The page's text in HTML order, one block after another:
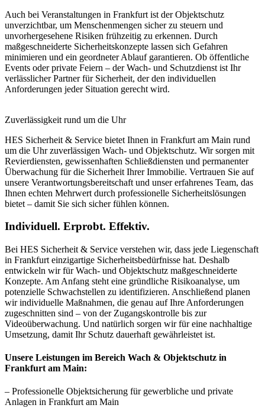
Auch bei Veranstaltungen in Frankfurt ist der Objektschutz
unverzichtbar, um Menschenmengen sicher zu steuern und
unvorhergesehene Risiken frühzeitig zu erkennen. Durch
maßgeschneiderte Sicherheitskonzepte lassen sich Gefahren
minimieren und ein geordneter Ablauf garantieren. Ob öffentliche
Events oder private Feiern – der Wach- und Schutzdienst ist Ihr
verlässlicher Partner für Sicherheit, der den individuellen
Anforderungen jeder Situation gerecht wird.
Zuverlässigkeit rund um die Uhr
HES Sicherheit & Service bietet Ihnen in Frankfurt am Main rund
um die Uhr zuverlässigen Wach- und Objektschutz. Wir sorgen mit
Revierdiensten, gewissenhaften Schließdiensten und permanenter
Überwachung für die Sicherheit Ihrer Immobilie. Vertrauen Sie auf
unsere Verantwortungsbereitschaft und unser erfahrenes Team, das
Ihnen echten Mehrwert durch professionelle Sicherheitslösungen
bietet – damit Sie sich sicher fühlen können.
Individuell. Erprobt. Effektiv.
Bei HES Sicherheit & Service verstehen wir, dass jede Liegenschaft
in Frankfurt einzigartige Sicherheitsbedürfnisse hat. Deshalb
entwickeln wir für Wach- und Objektschutz maßgeschneiderte
Konzepte. Am Anfang steht eine gründliche Risikoanalyse, um
potenzielle Schwachstellen zu identifizieren. Anschließend planen
wir individuelle Maßnahmen, die genau auf Ihre Anforderungen
zugeschnitten sind – von der Zugangskontrolle bis zur
Videoüberwachung. Und natürlich sorgen wir für eine nachhaltige
Umsetzung, damit Ihr Schutz dauerhaft gewährleistet ist.
Unsere Leistungen im Bereich Wach & Objektschutz in
Frankfurt am Main:
– Professionelle Objektsicherung für gewerbliche und private
Anlagen in Frankfurt am Main